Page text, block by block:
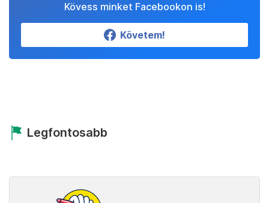
Kövess minket Facebookon is!
Követem!
Legfontosabb